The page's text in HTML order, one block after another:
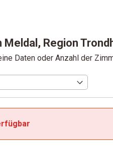
Region
Daten oder Anzahl der